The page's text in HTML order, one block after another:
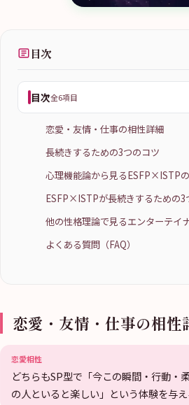
目次
目次全6項目
恋愛・友情・仕事の相性詳細
長続きするための3つのコツ
心理機能論から見るESFP×ISTP
ESFP×ISTPが長続きするための3
他の性格理論で見るエンターテイ
よくある質問（FAQ）
恋愛・友情・仕事の相性
恋愛相性
どちらもSP型で「今この瞬間・行動・
の人といると楽しい」という体験を与え